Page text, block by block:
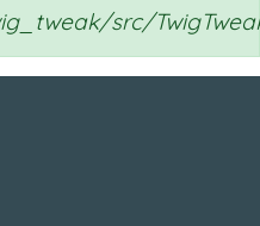
src/